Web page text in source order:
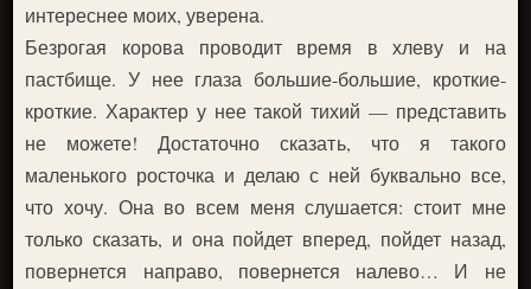
интереснее моих, уверена.
Безрогая корова проводит время в хлеву и на
пастбище. У нее глаза большие-большие, кроткие-
кроткие. Характер у нее такой тихий — представить
не можете! Достаточно сказать, что я такого
маленького росточка и делаю с ней буквально все,
что хочу. Она во всем меня слушается: стоит мне
только сказать, и она пойдет вперед, пойдет назад,
повернется направо, повернется налево… И не